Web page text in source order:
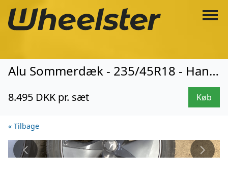
Alu Sommerdæk - 235/45R18 - Hankook (3470)
8.495 DKK pr. sæt Køb
« Tilbage